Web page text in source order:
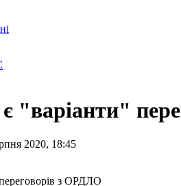
"варіанти"
2020, 18:45